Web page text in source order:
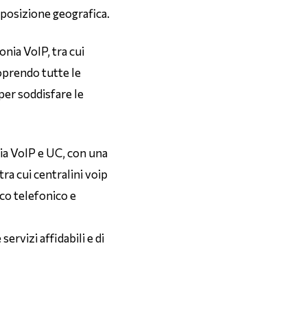
geografica.
VoIP, tra cui
tutte le
soddisfare le
VoIP e UC, con una
cui centralini voip
telefonico e
affidabili e di